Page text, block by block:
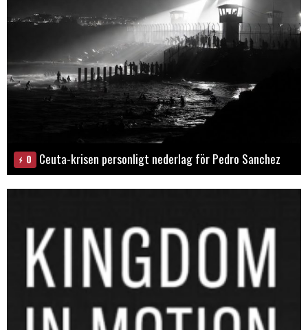
0 Ceuta-krisen personligt nederlag för Pedro Sanchez